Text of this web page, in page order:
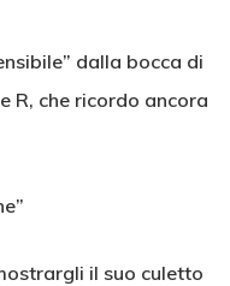
dalla bocca di
R, che ricordo ancora
il suo culetto